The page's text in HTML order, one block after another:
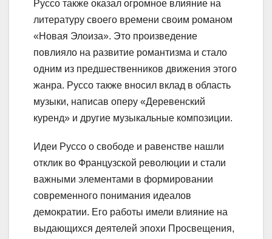
Руссо также оказал огромное влияние на
литературу своего времени своим романом
«Новая Элоиза». Это произведение
повлияло на развитие романтизма и стало
одним из предшественников движения этого
жанра. Руссо также вносил вклад в область
музыки, написав оперу «Деревенский
куренд» и другие музыкальные композиции.
Идеи Руссо о свободе и равенстве нашли
отклик во Французской революции и стали
важными элементами в формировании
современного понимания идеалов
демократии. Его работы имели влияние на
выдающихся деятелей эпохи Просвещения,